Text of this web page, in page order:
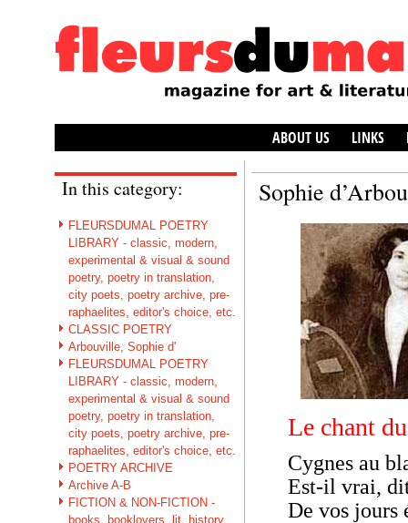
ABOUT US LINKS
In this category:
FLEURSDUMAL POETRY
LIBRARY - classic, modern,
experimental & visual & sound
poetry, poetry in translation,
city poets, poetry archive, pre-
raphaelites, editor's choice, etc.
CLASSIC POETRY
Arbouville, Sophie d'
FLEURSDUMAL POETRY
LIBRARY - classic, modern,
experimental & visual & sound
poetry, poetry in translation,
city poets, poetry archive, pre-
raphaelites, editor's choice, etc.
POETRY ARCHIVE
Archive A-B
FICTION & NON-FICTION -
books, booklovers, lit. history,
Sophie
Le chant
Cygnes au
Est-il vrai,
De vos jours